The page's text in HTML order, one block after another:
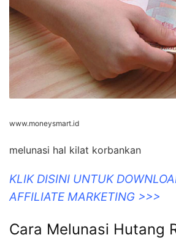
www.moneysmart.id
melunasi hal kilat korbankan
KLIK DISINI UNTUK
AFFILIATE MARKETING >>>
Cara Melunasi Hutang